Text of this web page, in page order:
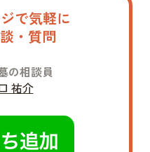
で気軽に
・質問
の相談員
祐介